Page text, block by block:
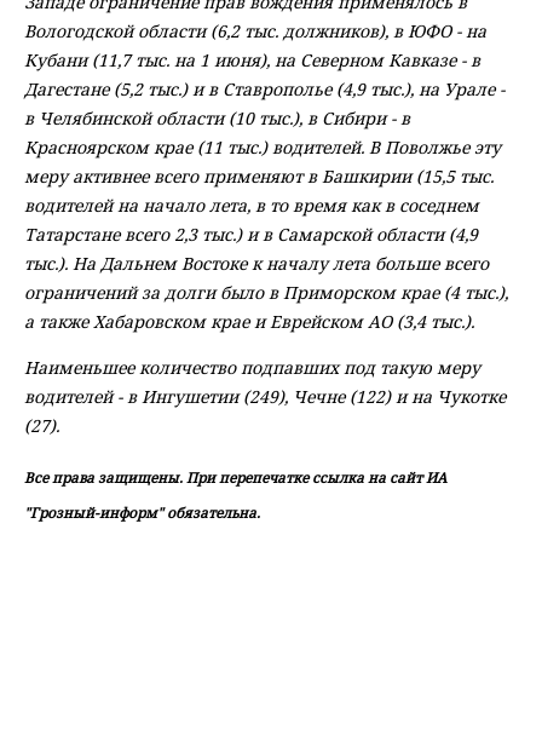
Вологодской области (6,2 тыс. должников), в ЮФО - на
Кубани (11,7 тыс. на 1 июня), на Северном Кавказе - в
Дагестане (5,2 тыс.) и в Ставрополье (4,9 тыс.), на Урале -
в Челябинской области (10 тыс.), в Сибири - в
Красноярском крае (11 тыс.) водителей. В Поволжье эту
меру активнее всего применяют в Башкирии (15,5 тыс.
водителей на начало лета, в то время как в соседнем
Татарстане всего 2,3 тыс.) и в Самарской области (4,9
тыс.). На Дальнем Востоке к началу лета больше всего
ограничений за долги было в Приморском крае (4 тыс.),
а также Хабаровском крае и Еврейском АО (3,4 тыс.).
Наименьшее количество подпавших под такую меру
водителей - в Ингушетии (249), Чечне (122) и на Чукотке
(27).
Все права защищены. При перепечатке ссылка на сайт ИА
"Грозный-информ" обязательна.